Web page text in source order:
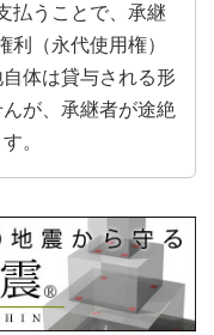
払うことで、承継
利（永代使用権）
体は貸与される形
が、承継者が途絶
。